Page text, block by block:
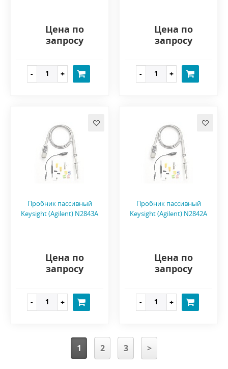
Цена по
запросу
Цена по
запросу
Пробник пассивный
Keysight (Agilent) N2843A
Цена по
запросу
Пробник пассивный
Keysight (Agilent) N2842A
Цена по
запросу
1 2 3 >